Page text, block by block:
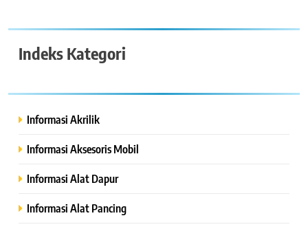
Indeks Kategori
Informasi Akrilik
Informasi Aksesoris Mobil
Informasi Alat Dapur
Informasi Alat Pancing